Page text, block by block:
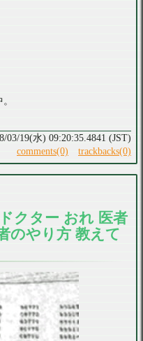
03/19(水) 09:20:35.4841 (JST)
comments(0)
trackbacks(0)
クター おれ 医者
のやり方 教えて